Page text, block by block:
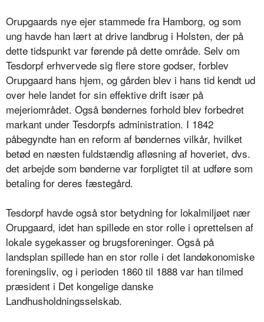
Orupgaards nye ejer stammede fra Hamborg, og som
ung havde han lært at drive landbrug i Holsten, der på
dette tidspunkt var førende på dette område. Selv om
Tesdorpf erhvervede sig flere store godser, forblev
Orupgaard hans hjem, og gården blev i hans tid kendt ud
over hele landet for sin effektive drift især på
mejeriområdet. Også bøndernes forhold blev forbedret
markant under Tesdorpfs administration. I 1842
påbegyndte han en reform af bøndernes vilkår, hvilket
betød en næsten fuldstændig afløsning af hoveriet, dvs.
det arbejde som bønderne var forpligtet til at udføre som
betaling for deres fæstegård.
Tesdorpf havde også stor betydning for lokalmiljøet nær
Orupgaard, idet han spillede en stor rolle i oprettelsen af
lokale sygekasser og brugsforeninger. Også på
landsplan spillede han en stor rolle i det landøkonomiske
foreningsliv, og i perioden 1860 til 1888 var han tilmed
præsident i Det kongelige danske
Landhusholdningsselskab.